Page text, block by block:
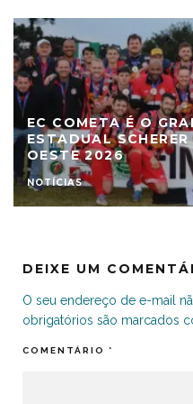
EC COMETA É O
ESTADUAL
OESTE 2026
NOTÍCIAS
DEIXE UM
O seu endereço de e-mail
obrigatórios são marcados
COMENTÁRIO *